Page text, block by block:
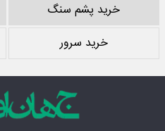
خرید پشم سنگ
خرید سرور